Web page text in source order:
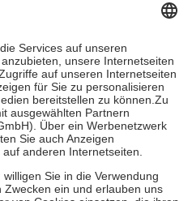
in Höhe von zehn
nie mehr als die tatsächlichen
auch für Online-Apotheken.
beträgt die
sowie zehn Euro je
für ihre eigene Gesundheit zu
der Familie zu unterstützen,
vollendeten 18. Lebensjahr